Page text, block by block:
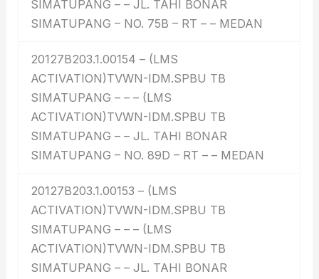
SIMATUPANG – – JL. TAHI BONAR
SIMATUPANG – NO. 75B – RT – – MEDAN
20127B203.1.00154 – (LMS
ACTIVATION)TVWN-IDM.SPBU TB
SIMATUPANG – – – (LMS
ACTIVATION)TVWN-IDM.SPBU TB
SIMATUPANG – – JL. TAHI BONAR
SIMATUPANG – NO. 89D – RT – – MEDAN
20127B203.1.00153 – (LMS
ACTIVATION)TVWN-IDM.SPBU TB
SIMATUPANG – – – (LMS
ACTIVATION)TVWN-IDM.SPBU TB
SIMATUPANG – – JL. TAHI BONAR